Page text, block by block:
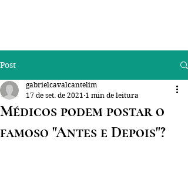
Post
Médicos podem postar o
famoso "Antes e Depois"?
gabrielcavalcantelim
17 de set. de 2021 1 min de leitura